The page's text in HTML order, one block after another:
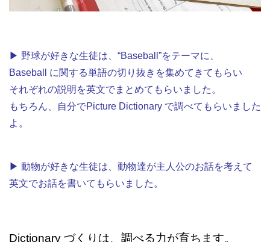
▶︎ 野球が好きな生徒は、“Baseball”をテーマに、
Baseball に関する単語の切り抜きを集めてきてもらい
それぞれの説明を英文でまとめてもらいました。
もちろん、自分でPicture Dictionary で調べてもらいました
よ。
▶︎ 動物が好きな生徒は、動物達が主人公のお話を考えて
英文でお話を書いてもらいました。
Dictionary づくりは、調べる力が育ちます。